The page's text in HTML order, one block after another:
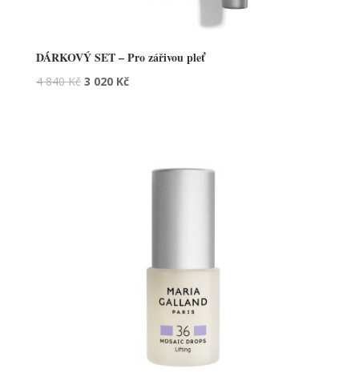
DÁRKOVÝ SET – Pro zářivou pleť
4 840Kč 3 020 Kč